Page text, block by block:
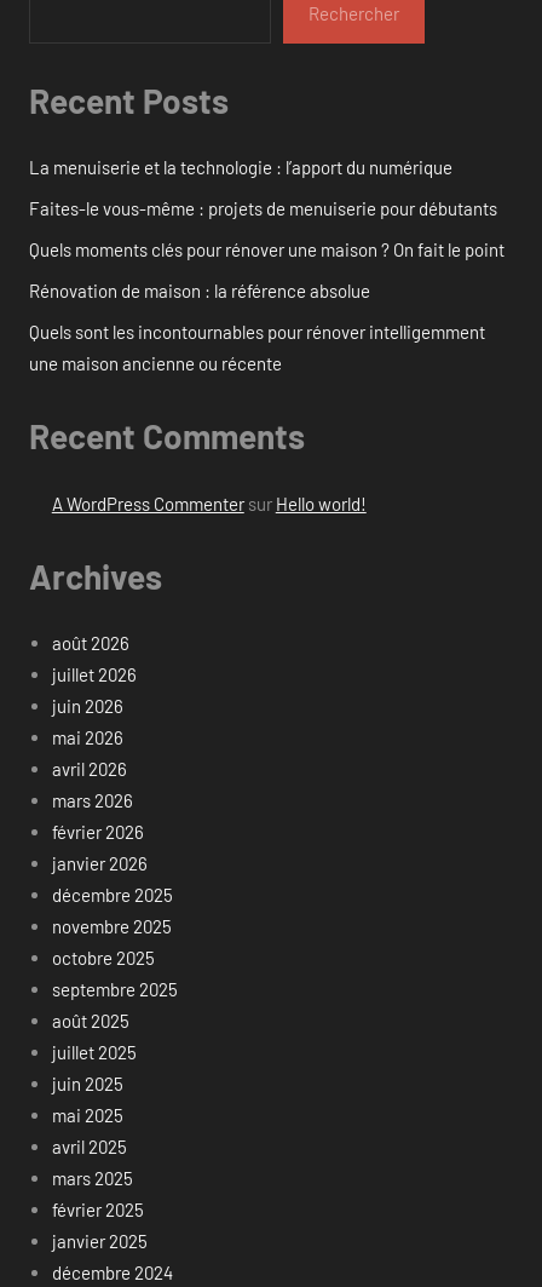
Rechercher
Recent Posts
La menuiserie et la technologie : l’apport du numérique
Faites-le vous-même : projets de menuiserie pour débutants
Quels moments clés pour rénover une maison ? On fait le point
Rénovation de maison : la référence absolue
Quels sont les incontournables pour rénover intelligemment
une maison ancienne ou récente
Recent Comments
A WordPress Commentersur Hello world!
Archives
août 2026
juillet 2026
juin 2026
mai 2026
avril 2026
mars 2026
février 2026
janvier 2026
décembre 2025
novembre 2025
octobre 2025
septembre 2025
août 2025
juillet 2025
juin 2025
mai 2025
avril 2025
mars 2025
février 2025
janvier 2025
décembre 2024